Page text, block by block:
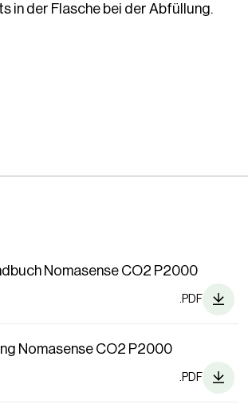
in der Flasche bei der Abfüllung.
Nomasense CO2 P2000
.PDF
Nomasense CO2 P2000
.PDF